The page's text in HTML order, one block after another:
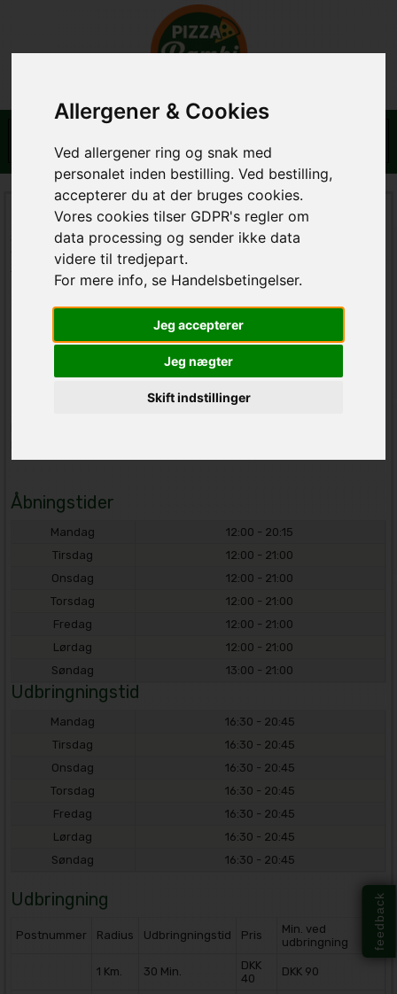
Allergener & Cookies
Ved allergener ring og snak med
personalet inden bestilling. Ved bestilling,
accepterer du at der bruges cookies.
Vores cookies tilser GDPR's regler om
data processing og sender ikke data
videre til tredjepart.
For mere info, se Handelsbetingelser.
Jeg accepterer
Jeg nægter
Skift indstillinger
feedback
Bambi Pizza og Grill House
Struervej 49
7500 Holstebro
tlf. :97425125
E-mail support:
Restaurant Information
Hos os får du kvalitet og byens bedste mad!
Åbningstider
Mandag
12:00 - 20:15
Tirsdag
12:00 - 21:00
Onsdag
12:00 - 21:00
Torsdag
12:00 - 21:00
Fredag
12:00 - 21:00
Lørdag
12:00 - 21:00
Søndag
13:00 - 21:00
Udbringningstid
Mandag
16:30 - 20:45
Tirsdag
16:30 - 20:45
Onsdag
16:30 - 20:45
Torsdag
16:30 - 20:45
Fredag
16:30 - 20:45
Lørdag
16:30 - 20:45
Søndag
16:30 - 20:45
Udbringning
Postnummer Radius Udbringningstid Pris
Min. ved
udbringning
1 Km. 30 Min.
DKK
40
DKK 90